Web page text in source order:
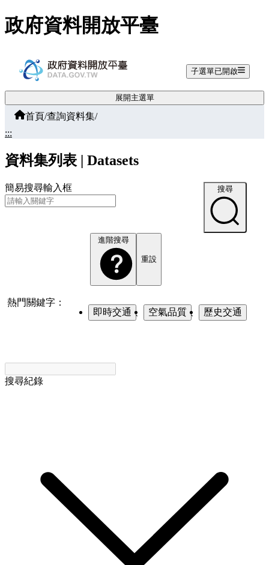
跳至主要內容
政府資料開放平臺
子選單已開啟
展開主選單
首頁/查詢資料集/
:::
資料集列表 | Datasets
簡易搜尋輸入框 搜尋
進階搜尋
重設
熱門關鍵字：
即時交通 、 空氣品質 、 歷史交通
搜尋紀錄